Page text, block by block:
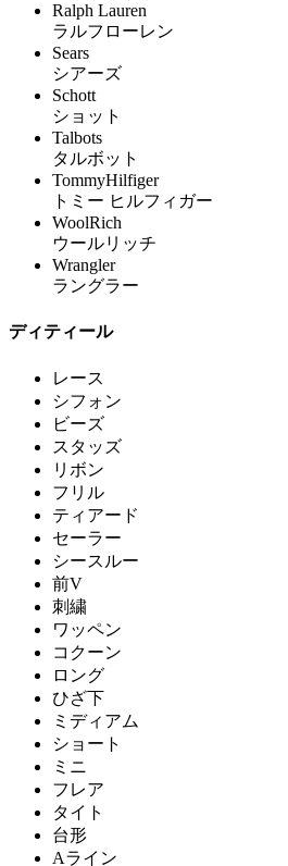
Ralph Lauren
ラルフローレン
Sears
シアーズ
Schott
ショット
Talbots
タルボット
TommyHilfiger
トミー ヒルフィガー
WoolRich
ウールリッチ
Wrangler
ラングラー
ディティール
レース
シフォン
ビーズ
スタッズ
リボン
フリル
ティアード
セーラー
シースルー
前V
刺繍
ワッペン
コクーン
ロング
ひざ下
ミディアム
ショート
ミニ
フレア
タイト
台形
Aライン